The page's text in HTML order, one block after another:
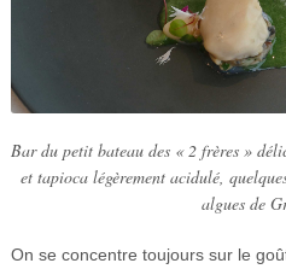
Bar du petit bateau des « 2 frères »
et tapioca légèrement acidulé,
algues de
On se concentre toujours sur le